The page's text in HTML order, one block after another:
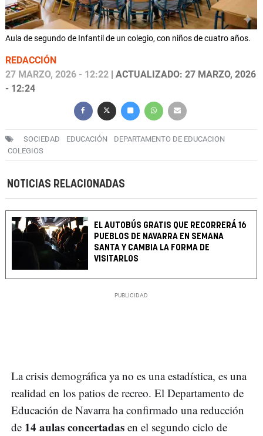
Aula de segundo de Infantil de un colegio, con niños de cuatro años.
REDACCIÓN
27 MARZO, 2026 - 12:22 | ACTUALIZADO: 27 MARZO, 2026
- 12:24
SOCIEDAD EDUCACIÓN
DEPARTAMENTO DE EDUCACION
COLEGIOS
NOTICIAS RELACIONADAS
EL AUTOBÚS GRATIS QUE RECORRERÁ 16
PUEBLOS DE NAVARRA EN SEMANA
SANTA Y CAMBIA LA FORMA DE
VISITARLOS
La crisis demográfica ya no es una estadística, es una
realidad en los patios de recreo. El Departamento de
Educación de Navarra ha confirmado una reducción
de 14 aulas concertadas en el segundo ciclo de